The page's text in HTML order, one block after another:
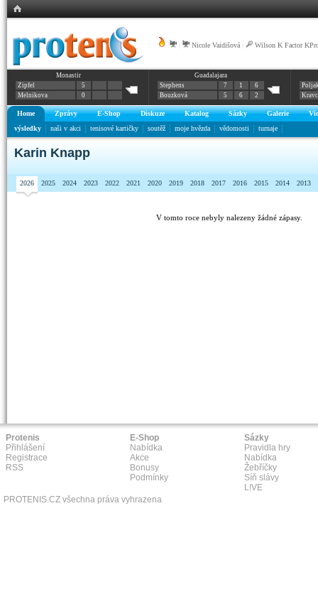
Nicole Vaidišová Wilson K Factor
Monastir
Zipfel
5
Melnikova
0
Guadalajara
Stephens
7 1
6
Bouzková
5 6 2
Home Zprávy E-Shop Diskuze Katalog Sázky Galerie
výsledky
naši v akci tenisové kartičky soutěž moje hvězda vědomosti turnaje
Karin Knapp
2026 2025 2024 2023 2022 2021 2020 2019 2018 2017 2016 2015 2014 2013
V tomto roce nebyly nalezeny žádné zápasy.
Protenis
Přihlášení
Registrace
RSS
E-Shop
Nabídka
Akce
Bonusy
Podmínky
Sázky
Pravidla hry
Nabídka
Žebříčky
Síň slávy
L!VE
PROTENIS.CZ všechna práva vyhrazena